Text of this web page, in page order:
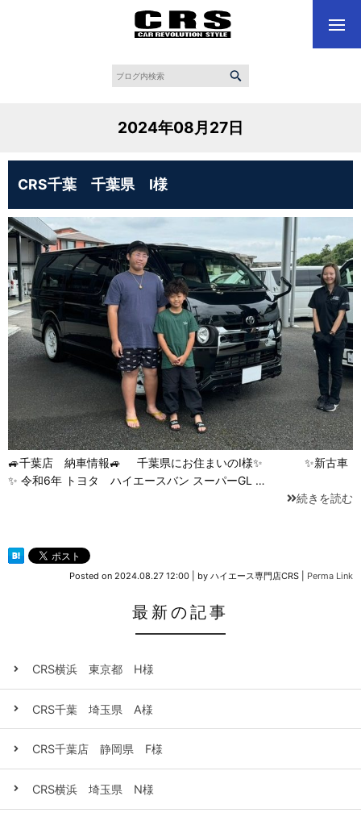
2024年08月27日
CRS千葉 千葉県 I様
🚙千葉店 納車情報🚙 千葉県にお住まいのI様✨ ✨新古車
✨ 令和6年 トヨタ ハイエースバン スーパーGL …
続きを読む
Posted on 2024.08.27 12:00 by ハイエース専門店CRS Perma Link
最新の記事
CRS横浜 東京都 H様
CRS千葉 埼玉県 A様
CRS千葉店 静岡県 F様
CRS横浜 埼玉県 N様